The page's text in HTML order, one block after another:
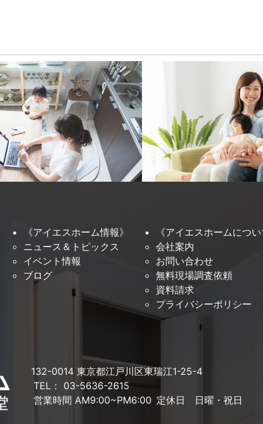
《アイエスホーム情報》
ニュース＆トピックス
イベント情報
ブログ
《アイエスホームについ
会社案内
お問い合わせ
無料現場調査依頼
資料請求
プライバシーポリシー
132-0014 東京都江戸川区東瑞江1-25-4
TEL： 03-5636-2615
営業時間 AM9:00~PM6:00 定休日 日曜・祝日